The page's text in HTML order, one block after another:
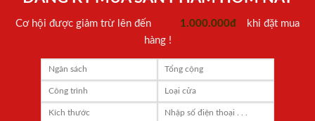
Cơ hội được giảm trừ lên đến 1.000.000đ
khi đặt mua
hàng !